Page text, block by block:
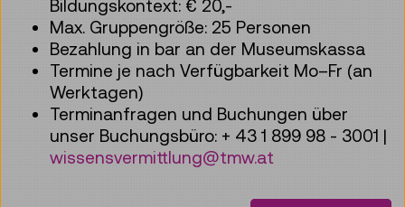
Bildungskontext: € 20,-
Max. Gruppengröße: 25 Personen
Bezahlung in bar an der Museumskassa
Termine je nach Verfügbarkeit Mo–Fr (an
Werktagen)
Terminanfragen und Buchungen über
unser Buchungsbüro: + 43 1 899 98 - 3001 |
wissensvermittlung@tmw.at